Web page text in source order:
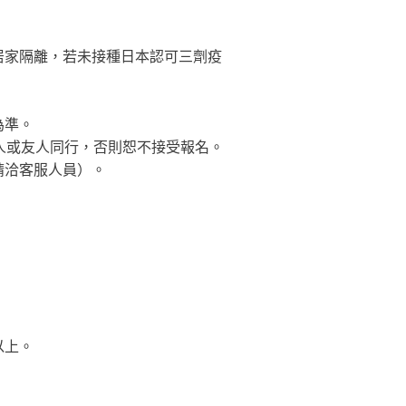
隔離，若未接種日本認可三劑疫
。
友人同行，否則恕不接受報名。
客服人員）。
。